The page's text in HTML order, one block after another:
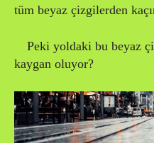
tüm beyaz çizgilerden
Peki yoldaki bu beyaz
kaygan oluyor?